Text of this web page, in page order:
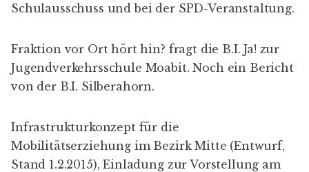
Schulausschuss und bei der SPD-Veranstaltung.
Fraktion vor Ort hört hin? fragt die B.I.Ja! zur
Jugendverkehrsschule Moabit. Noch ein Bericht
von der B.I. Silberahorn.
Infrastrukturkonzept für die
Mobilitätserziehung im Bezirk Mitte (Entwurf,
Stand 1.2.2015), Einladung zur Vorstellung am